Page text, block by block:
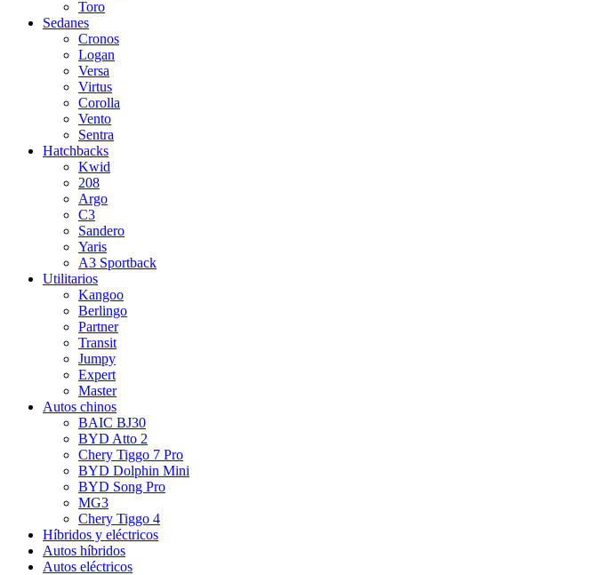
Toro
Sedanes
Cronos
Logan
Versa
Virtus
Corolla
Vento
Sentra
Hatchbacks
Kwid
208
Argo
C3
Sandero
Yaris
A3 Sportback
Utilitarios
Kangoo
Berlingo
Partner
Transit
Jumpy
Expert
Master
Autos chinos
BAIC BJ30
BYD Atto 2
Chery Tiggo 7 Pro
BYD Dolphin Mini
BYD Song Pro
MG3
Chery Tiggo 4
Híbridos y eléctricos
Autos híbridos
Autos eléctricos